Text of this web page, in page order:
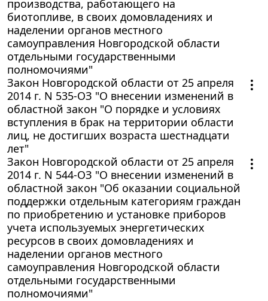
производства, работающего на
биотопливе, в своих домовладениях и
наделении органов местного
самоуправления Новгородской области
отдельными государственными
полномочиями"
Закон Новгородской области от 25 апреля
2014 г. N 535-ОЗ "О внесении изменений в
областной закон "О порядке и условиях
вступления в брак на территории области
лиц, не достигших возраста шестнадцати
лет"
Закон Новгородской области от 25 апреля
2014 г. N 544-ОЗ "О внесении изменений в
областной закон "Об оказании социальной
поддержки отдельным категориям граждан
по приобретению и установке приборов
учета используемых энергетических
ресурсов в своих домовладениях и
наделении органов местного
самоуправления Новгородской области
отдельными государственными
полномочиями"